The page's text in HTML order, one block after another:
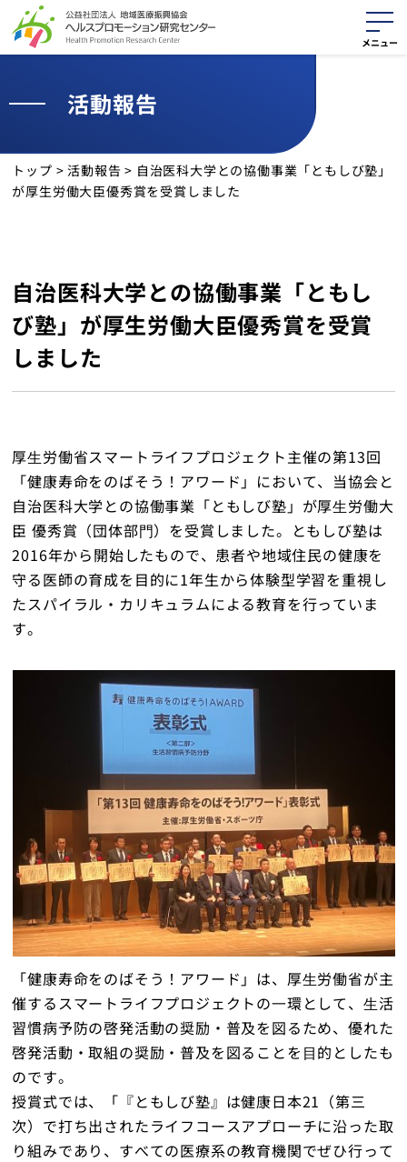
活動紹介
役に立つ資料
最新情報
サイトマップ
個人情報保護方針
トップ
活動報告
トップ >活動報告 > 自治医科大学との協働事業「ともしび塾」
が厚生労働大臣優秀賞を受賞しました
自治医科大学との協働事業「ともし
び塾」が厚生労働大臣優秀賞を受賞
しました
厚⽣労働省スマートライフプロジェクト主催の第13回
「健康寿命をのばそう！アワード」において、当協会と
自治医科大学との協働事業「ともしび塾」が厚⽣労働大
臣 優秀賞（団体部⾨）を受賞しました。ともしび塾は
2016年から開始したもので、患者や地域住民の健康を
守る医師の育成を目的に1年生から体験型学習を重視し
たスパイラル・カリキュラムによる教育を行っていま
す。
「健康寿命をのばそう！アワード」は、厚⽣労働省が主
催するスマートライフプロジェクトの⼀環として、⽣活
習慣病予防の啓発活動の奨励・普及を図るため、優れた
啓発活動・取組の奨励・普及を図ることを⽬的としたも
のです。
授賞式では、「『ともしび塾』は健康日本21（第三
次）で打ち出されたライフコースアプローチに沿った取
り組みであり、すべての医療系の教育機関でぜひ行って